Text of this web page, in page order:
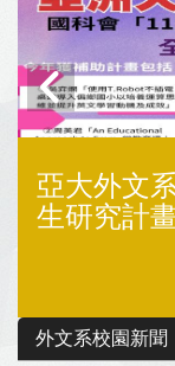
亞大外文
生研究計
外文系校園新聞